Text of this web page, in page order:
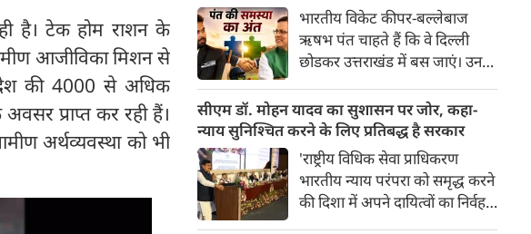
है। टेक होम राशन के
आजीविका मिशन से
की 4000 से अधिक
प्राप्त कर रही हैं।
अर्थव्यवस्था को भी
भूमिका निभाने वाले मेरठ के सांसद
अरुण गोविल समेत सभी
जनप्रतिनिधियों ने आस्था को सम्मान
देते हुए शिवभक्त कांवड़ यात्रियों पर
गुलाब की पंखुड़ियां बरसाईं।
भारतीय विकेट कीपर-बल्लेबाज
ऋषभ पंत चाहते हैं कि वे दिल्‍ली
छोडकर उत्तराखंड में बस जाएं। उनका
में बीत है, उससे उनकी यादें जुडी हैं।
इसलिए घर लौटना चाहता हूं, लेकिन
मनचाही जमीन नहीं मिल रही है। कुछ
इस इच्‍छा के साथ ऋषभ पंत ने आधी
रात को पोस्‍ट लिखी।
सीएम डॉ. मोहन यादव का सुशासन पर जोर, कहा-
न्याय सुनिश्चित करने के लिए प्रतिबद्ध है सरकार
'राष्ट्रीय विधिक सेवा प्राधिकरण
भारतीय न्याय परंपरा को समृद्ध करने
की दिशा में अपने दायित्वों का निर्वहन